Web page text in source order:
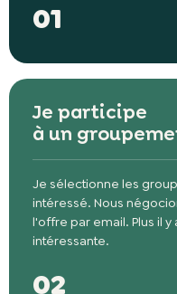
01
Je participe
à un
Je sélectionne les
intéressé. Nous
l'offre par email. Plus il
intéressante.
02